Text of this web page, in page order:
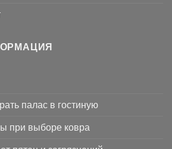
палас в гостиную
при выборе ковра